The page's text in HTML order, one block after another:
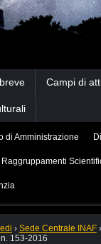
Campi di
di Amministrazione
Raggruppamenti
› Sede Centrale INAF ›
153-2016